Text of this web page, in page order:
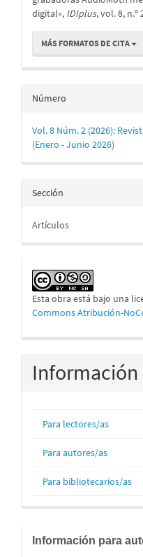
digital», IDIplus, vol. 8, n.º
MÁS FORMATOS DE CITA
Número
Vol. 8 Núm. 2 (2026):
(Enero - Junio 2026)
Sección
Artículos
Esta obra está bajo una
Commons Atribución-
Información
Para lectores/as
Para autores/as
Para bibliotecarios/as
informacion
Información para